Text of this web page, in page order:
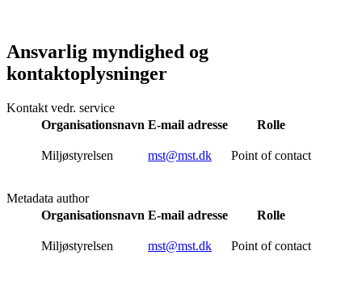
Ansvarlig myndighed og
kontaktoplysninger
Kontakt vedr. service
Organisationsnavn E-mail adresse Rolle
Miljøstyrelsen mst@mst.dk Point of contact
Metadata author
Organisationsnavn E-mail adresse Rolle
Miljøstyrelsen mst@mst.dk Point of contact